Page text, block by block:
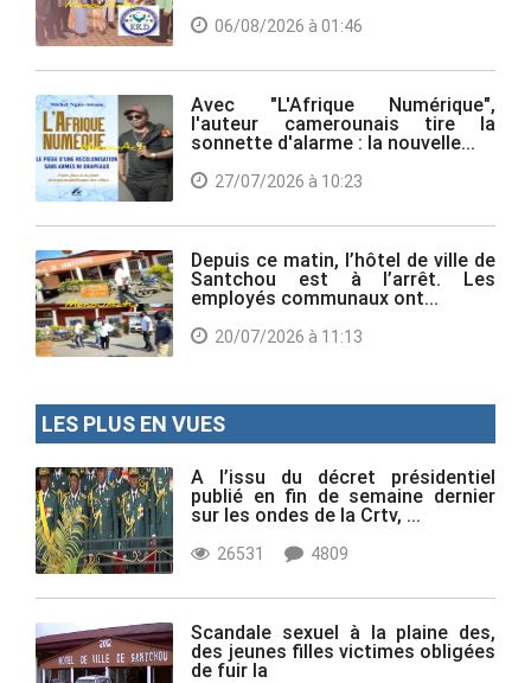
06/08/2026 à 01:46
Avec "L'Afrique Numérique",
l'auteur camerounais tire la
sonnette d'alarme : la nouvelle...
27/07/2026 à 10:23
Depuis ce matin, l’hôtel de ville de
Santchou est à l’arrêt. Les
employés communaux ont...
20/07/2026 à 11:13
LES PLUS EN VUES
A l’issu du décret présidentiel
publié en fin de semaine dernier
sur les ondes de la Crtv, ...
26531 4809
Scandale sexuel à la plaine des,
des jeunes filles victimes obligées
de fuir la